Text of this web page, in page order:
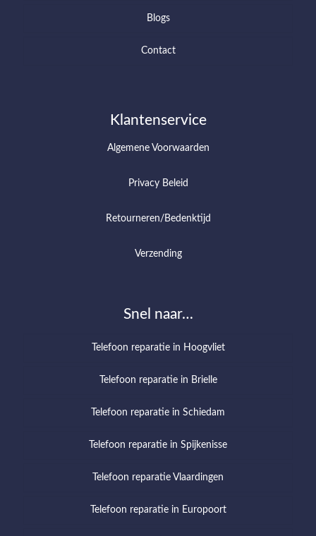
Blogs
Contact
Klantenservice
Algemene Voorwaarden
Privacy Beleid
Retourneren/Bedenktijd
Verzending
Snel naar…
Telefoon reparatie in Hoogvliet
Telefoon reparatie in Brielle
Telefoon reparatie in Schiedam
Telefoon reparatie in Spijkenisse
Telefoon reparatie Vlaardingen
Telefoon reparatie in Europoort